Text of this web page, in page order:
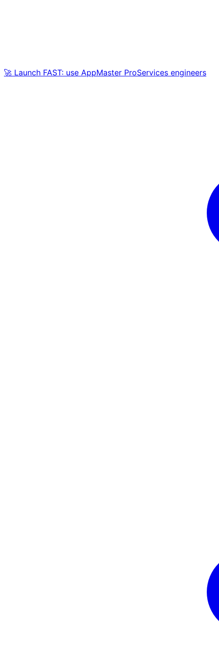
🚀 Launch FAST: use AppMaster ProServices engineers